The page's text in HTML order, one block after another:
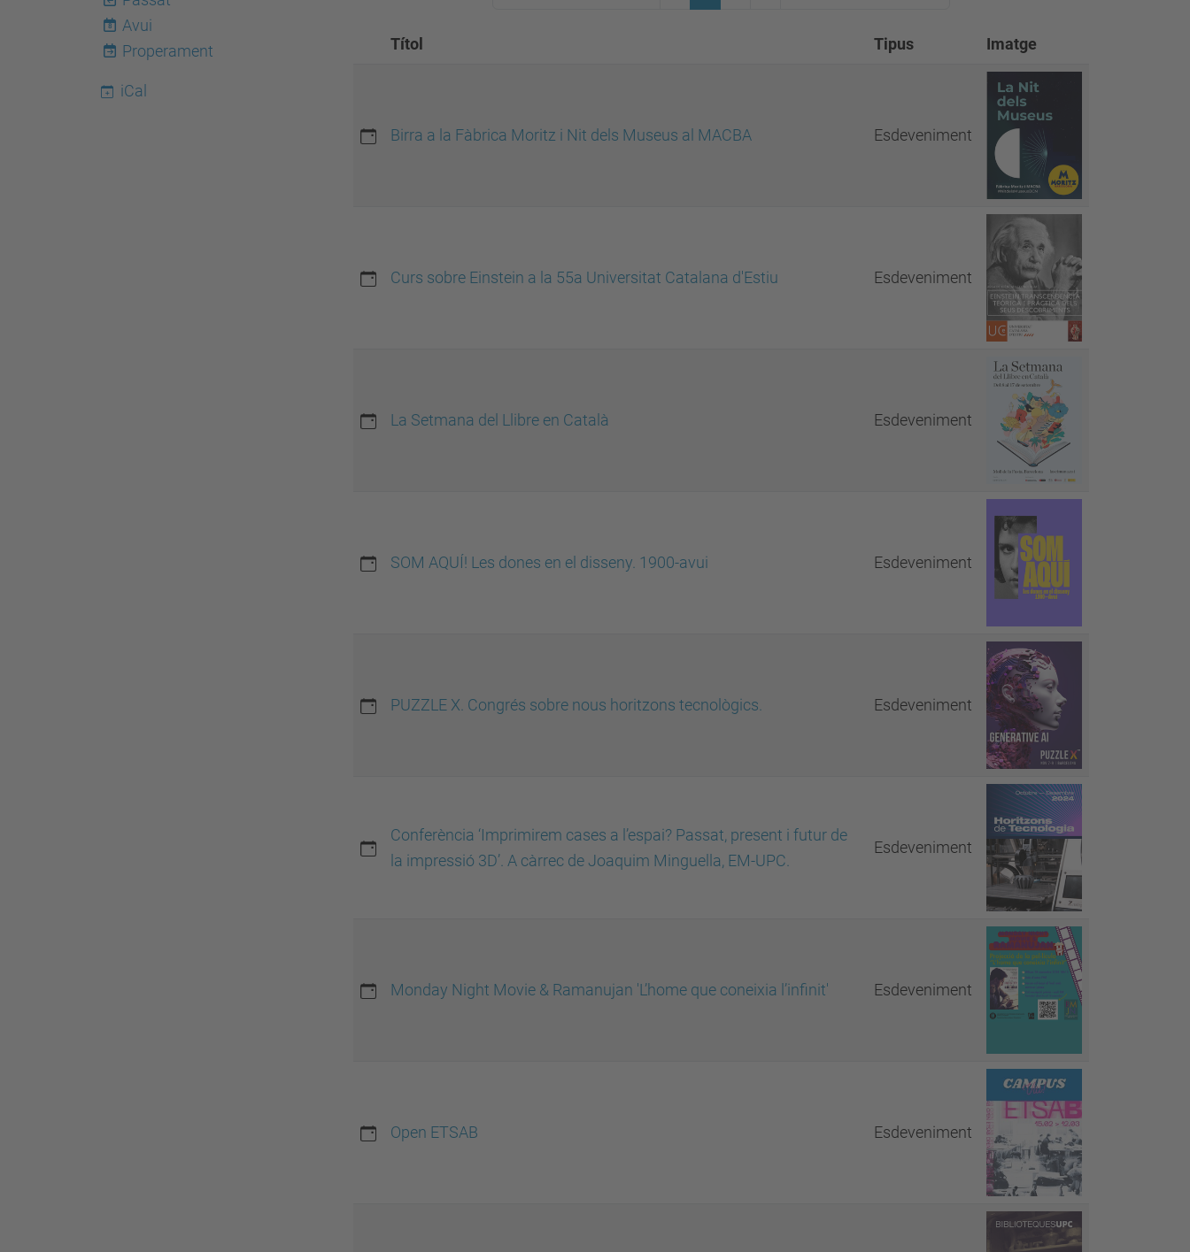
Títol Tipus Imatge
Birra a la Fàbrica Moritz i Nit dels Museus al MACBA Esdeveniment
Curs sobre Einstein a la 55a Universitat Catalana d'Estiu Esdeveniment
La Setmana del Llibre en Català Esdeveniment
SOM AQUÍ! Les dones en el disseny. 1900-avui Esdeveniment
PUZZLE X. Congrés sobre nous horitzons tecnològics. Esdeveniment
Conferència ‘Imprimirem cases a l’espai? Passat, present i futur de
la impressió 3D’. A càrrec de Joaquim Minguella, EM-UPC.
Esdeveniment
Monday Night Movie & Ramanujan 'L’home que coneixia l’infinit' Esdeveniment
Open ETSAB Esdeveniment
8
Avui
Properament
iCal